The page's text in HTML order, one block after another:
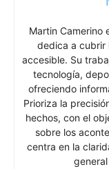
Martin Camerino
dedica a cubrir
accesible. Su
tecnología,
ofreciendo
Prioriza la
hechos, con el
sobre los
centra en la